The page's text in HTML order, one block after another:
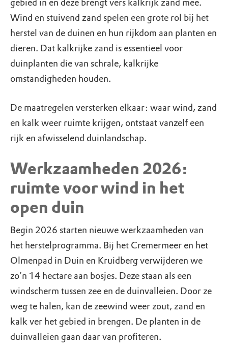
gebied in en deze brengt vers kalkrijk zand mee.
Wind en stuivend zand spelen een grote rol bij het
herstel van de duinen en hun rijkdom aan planten en
dieren. Dat kalkrijke zand is essentieel voor
duinplanten die van schrale, kalkrijke
omstandigheden houden.
De maatregelen versterken elkaar: waar wind, zand
en kalk weer ruimte krijgen, ontstaat vanzelf een
rijk en afwisselend duinlandschap.
Werkzaamheden 2026:
ruimte voor wind in het
open duin
Begin 2026 starten nieuwe werkzaamheden van
het herstelprogramma. Bij het Cremermeer en het
Olmenpad in Duin en Kruidberg verwijderen we
zo’n 14 hectare aan bosjes. Deze staan als een
windscherm tussen zee en de duinvalleien. Door ze
weg te halen, kan de zeewind weer zout, zand en
kalk ver het gebied in brengen. De planten in de
duinvalleien gaan daar van profiteren.